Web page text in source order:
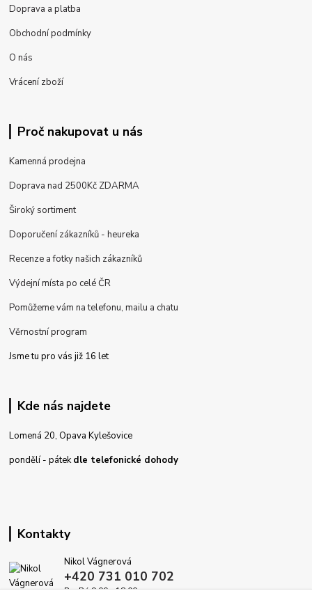
Doprava a platba
Obchodní podmínky
O nás
Vrácení zboží
Proč nakupovat u nás
Kamenná prodejna
Doprava nad 2500Kč ZDARMA
Široký sortiment
Doporučení zákazníků - heureka
Recenze a fotky našich zákazníků
Výdejní místa po celé ČR
Pomůžeme vám na telefonu, mailu a chatu
Věrnostní program
Jsme tu pro vás již 16 let
Kde nás najdete
Lomená 20, Opava Kylešovice
pondělí - pátekdle telefonické dohody
Kontakty
Nikol Vágnerová
+420 731 010 702